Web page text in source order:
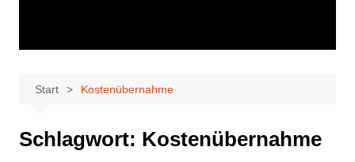
Start Kostenübernahme
Schlagwort: Kostenübernahme